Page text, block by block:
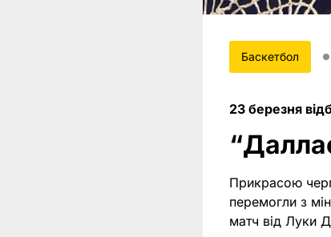
Баскетбол
23 березня
Прикрасою
перемогли з
матч від Луки